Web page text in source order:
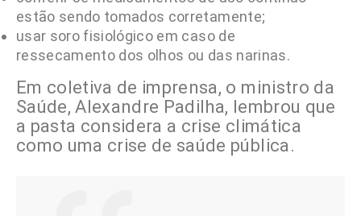
estão sendo tomados corretamente;
usar soro fisiológico em caso de
ressecamento dos olhos ou das narinas.
Em coletiva de imprensa, o ministro da
Saúde, Alexandre Padilha, lembrou que
a pasta considera a crise climática
como uma crise de saúde pública.